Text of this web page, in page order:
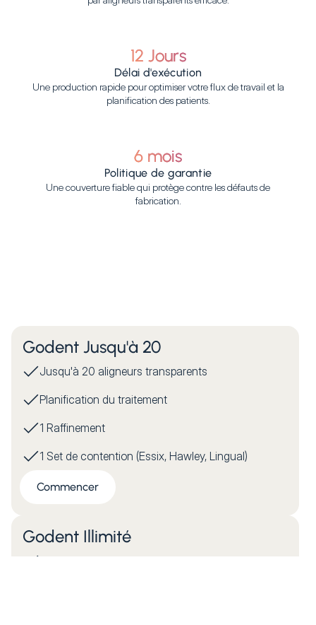
12 Jours
Délai d'exécution
Une production rapide pour optimiser votre flux de travail et la
planification des patients.
6 mois
Politique de garantie
Une couverture fiable qui protège contre les défauts de
fabrication.
Godent Jusqu'à 20
Jusqu'à 20 aligneurs transparents
Planification du traitement
1 Raffinement
1 Set de contention (Essix, Hawley, Lingual)
Commencer
Godent Illimité